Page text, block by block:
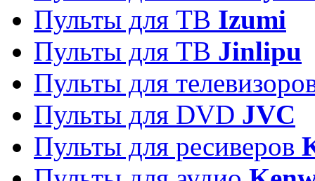
Пульты для ТВ Izumi
Пульты для ТВ Jinlipu
Пульты для
Пульты для DVD JVC
Пульты для ресиверов